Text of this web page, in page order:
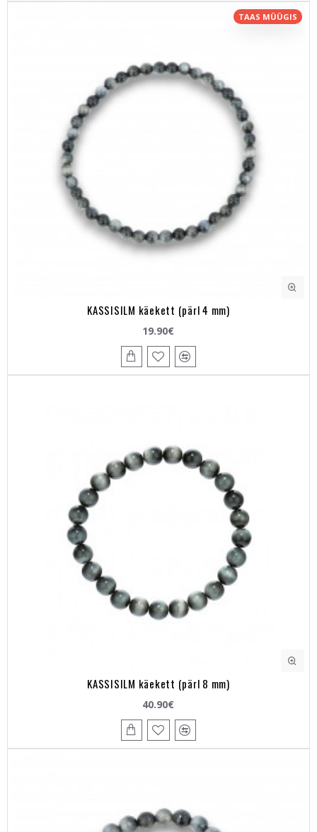
TAAS MÜÜGIS
KASSISILM käekett (pärl 4 mm)
19.90€
KASSISILM käekett (pärl 8 mm)
40.90€